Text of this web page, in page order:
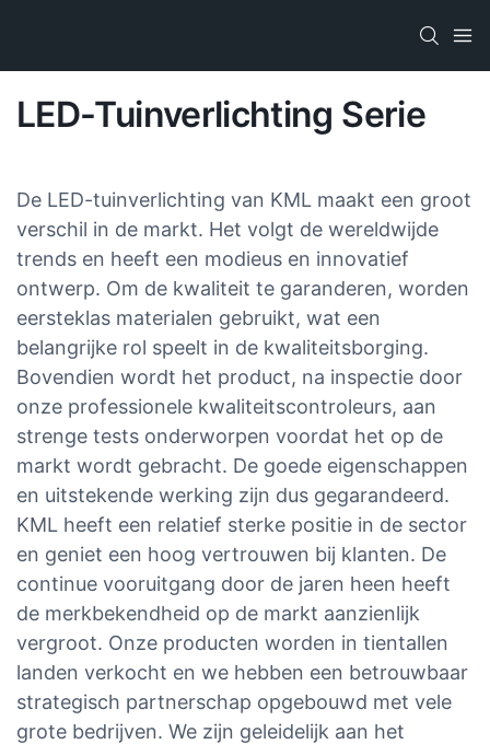
LED-Tuinverlichting Serie
De LED-tuinverlichting van KML maakt een groot
verschil in de markt. Het volgt de wereldwijde
trends en heeft een modieus en innovatief
ontwerp. Om de kwaliteit te garanderen, worden
eersteklas materialen gebruikt, wat een
belangrijke rol speelt in de kwaliteitsborging.
Bovendien wordt het product, na inspectie door
onze professionele kwaliteitscontroleurs, aan
strenge tests onderworpen voordat het op de
markt wordt gebracht. De goede eigenschappen
en uitstekende werking zijn dus gegarandeerd.
KML heeft een relatief sterke positie in de sector
en geniet een hoog vertrouwen bij klanten. De
continue vooruitgang door de jaren heen heeft
de merkbekendheid op de markt aanzienlijk
vergroot. Onze producten worden in tientallen
landen verkocht en we hebben een betrouwbaar
strategisch partnerschap opgebouwd met vele
grote bedrijven. We zijn geleidelijk aan het